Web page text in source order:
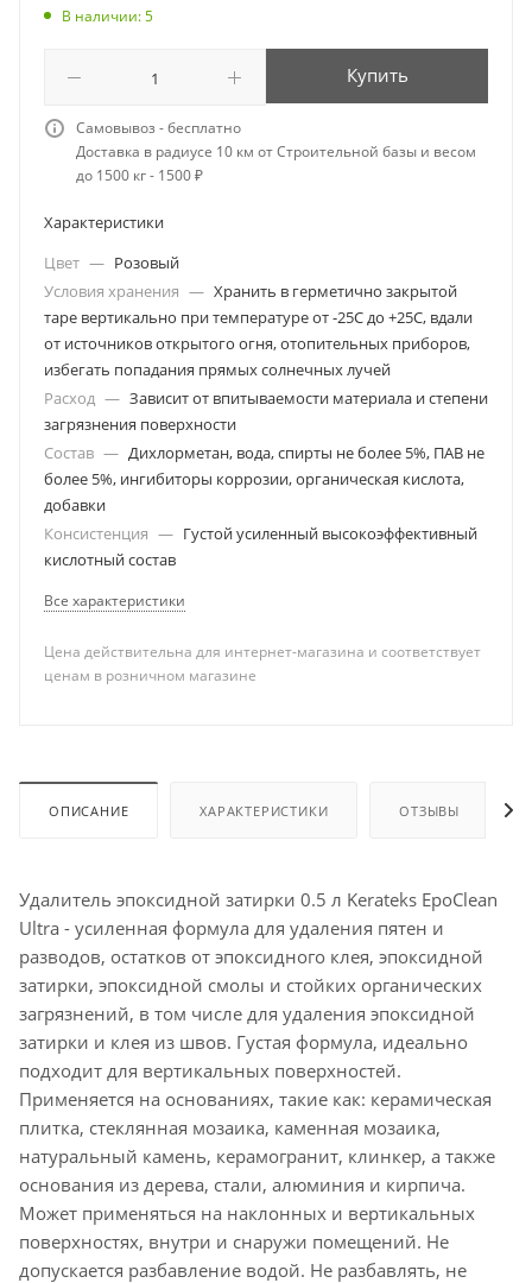
В наличии: 5
Купить
Самовывоз - бесплатно
Доставка в радиусе 10 км от Строительной базы и весом
до 1500 кг - 1500 ₽
Характеристики
Цвет — Розовый
Условия хранения — Хранить в герметично закрытой
таре вертикально при температуре от -25С до +25С, вдали
от источников открытого огня, отопительных приборов,
избегать попадания прямых солнечных лучей
Расход — Зависит от впитываемости материала и степени
загрязнения поверхности
Состав — Дихлорметан, вода, спирты не более 5%, ПАВ не
более 5%, ингибиторы коррозии, органическая кислота,
добавки
Консистенция — Густой усиленный высокоэффективный
кислотный состав
Все характеристики
Цена действительна для интернет-магазина и соответствует
ценам в розничном магазине
ОПИСАНИЕ ХАРАКТЕРИСТИКИ ОТЗЫВЫ
Удалитель эпоксидной затирки 0.5 л Kerateks EpoClean
Ultra - усиленная формула для удаления пятен и
разводов, остатков от эпоксидного клея, эпоксидной
затирки, эпоксидной смолы и стойких органических
загрязнений, в том числе для удаления эпоксидной
затирки и клея из швов. Густая формула, идеально
подходит для вертикальных поверхностей.
Применяется на основаниях, такие как: керамическая
плитка, стеклянная мозаика, каменная мозаика,
натуральный камень, керамогранит, клинкер, а также
основания из дерева, стали, алюминия и кирпича.
Может применяться на наклонных и вертикальных
поверхностях, внутри и снаружи помещений. Не
допускается разбавление водой. Не разбавлять, не